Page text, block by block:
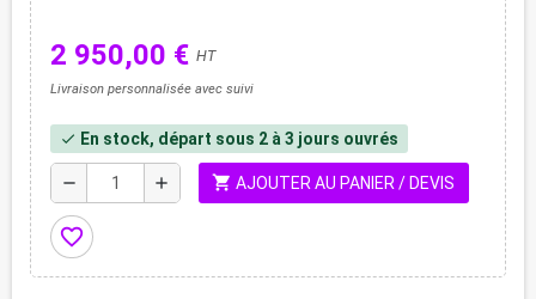
2 950,00 € HT
Livraison personnalisée avec suivi
check En stock, départ sous 2 à 3 jours ouvrés
remove add shopping_cart AJOUTER AU PANIER / DEVIS
favorite_border